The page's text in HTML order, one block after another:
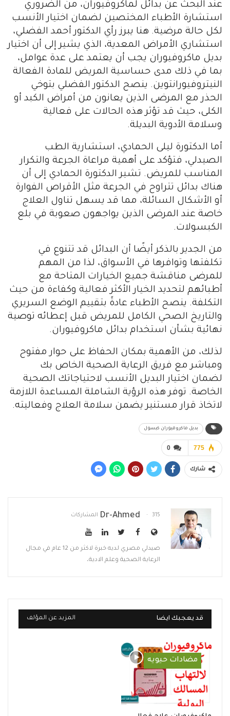
عند البحث عن بدائل لماكروفيوران، من الضروري
استشارة الأطباء المختصين لضمان اختيار الأنسب
لكل حالة مرضية. هنا يبرز رأي الدكتور أحمد الفضلي،
استشاري الأمراض المعدية، الذي يشير إلى أن اختيار
بديل ماكروفيوران يجب أن يعتمد على عدة عوامل،
بما في ذلك مدى حساسية المريض للمادة الفعالة
النيتروفيورانتوين. ينصح الدكتور الفضلي بتوخي
الحذر مع المرضى الذين يعانون من أمراض الكبد أو
الكلى، حيث قد تؤثر هذه الحالات على فعالية
وسلامة الأدوية البديلة.
أما الدكتورة ليلى الحمادي، استشارية الطب
الصيدلي، فتؤكد على أهمية مراعاة الجرعة والتكرار
المناسب للمريض. تشير الدكتورة الحمادي إلى أن
هناك بدائل تتراوح في الجرعة مثل الأقراص الفوارة
أو الأشكال السائلة، مما قد يسهل تناول العلاج
خاصة عند المرضى الذين يواجهون صعوبة في بلع
الكبسولات.
من الجدير بالذكر أيضًا أن البدائل قد تتنوع في
تكلفتها وتوافرها في الأسواق، لذا من المهم
للمرضى مناقشة جميع الخيارات المتاحة مع
أطبائهم لتحديد الخيار الأكثر فعالية وكفاءة من حيث
التكلفة. ينصح الأطباء عادةً بتقييم الوضع السريري
والتاريخ الصحي الكامل للمريض قبل إعطائه توصية
نهائية بشأن استخدام بدائل ماكروفيوران.
لذلك، من الأهمية بمكان الحفاظ على حوار مفتوح
ومباشر مع فريق الرعاية الصحية الخاص بك
لضمان اختيار البديل الأنسب لاحتياجاتك الصحية
الخاصة. توفر هذه الرؤية الشاملة المساعدة اللازمة
لاتخاذ قرار مستنير يضمن سلامة العلاج وفعاليته.
بديل ماكروفيوران كبسول
0 775
شارك
Dr-Ahmed 315 المشاركات
صيدلي مصري لديه خبرة لاكثر من 12 عام في مجال
الرعاية الصحية وعلم الادية،
قد يعجبك ايضا المزيد عن المؤلف
مضادات حيويه